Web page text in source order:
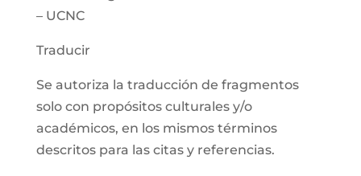
– UCNC
Traducir
Se autoriza la traducción de fragmentos
solo con propósitos culturales y/o
académicos, en los mismos términos
descritos para las citas y referencias.